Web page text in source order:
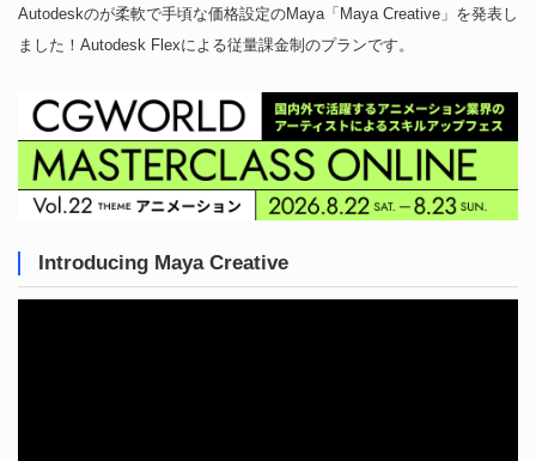
Autodeskのが柔軟で手頃な価格設定のMaya「Maya Creative」を発表し
ました！Autodesk Flexによる従量課金制のプランです。
Introducing Maya Creative